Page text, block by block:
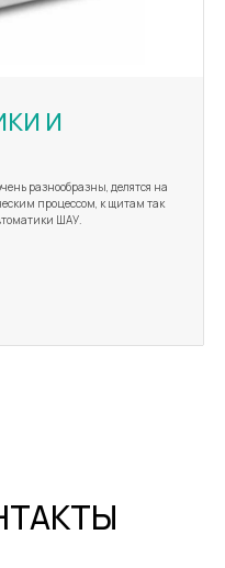
И
разнообразны, делятся на
процессом, к щитам так
ШАУ.